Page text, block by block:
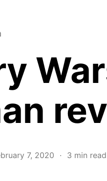
7, 2020 · 3 min read